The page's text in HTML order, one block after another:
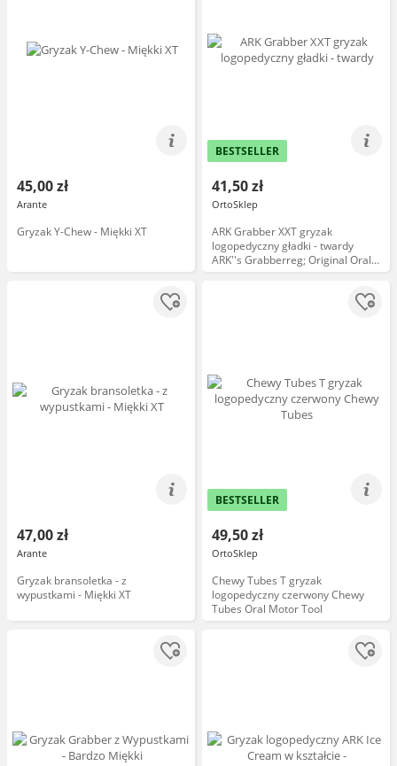
45,00 zł
Arante
Gryzak Y-Chew - Miękki XT
BESTSELLER
41,50 zł
OrtoSklep
ARK Grabber XXT gryzak
logopedyczny gładki - twardy
ARK''s Grabberreg; Original Oral
Motor Chew
47,00 zł
Arante
Gryzak bransoletka - z
wypustkami - Miękki XT
BESTSELLER
49,50 zł
OrtoSklep
Chewy Tubes T gryzak
logopedyczny czerwony Chewy
Tubes Oral Motor Tool